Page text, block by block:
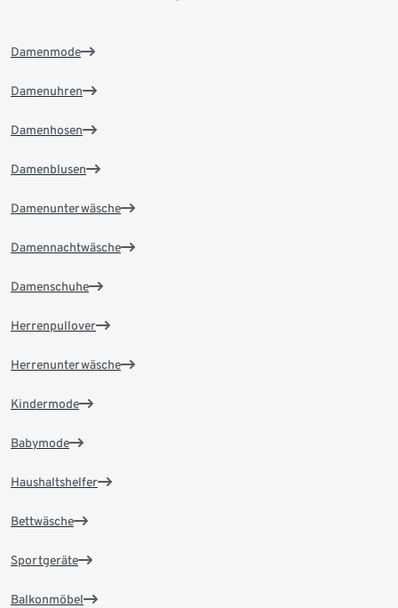
Damenmode
Damenuhren
Damenhosen
Damenblusen
Damenunterwäsche
Damennachtwäsche
Damenschuhe
Herrenpullover
Herrenunterwäsche
Kindermode
Babymode
Haushaltshelfer
Bettwäsche
Sportgeräte
Balkonmöbel